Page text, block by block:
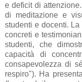
e deficit di
di meditazione e
studenti e docenti.
concreti e
studenti, che
capacità di
consapevolezza di
respiro"). Ha